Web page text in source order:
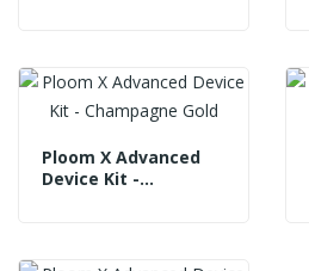
Ploom X Advanced
Device Kit -